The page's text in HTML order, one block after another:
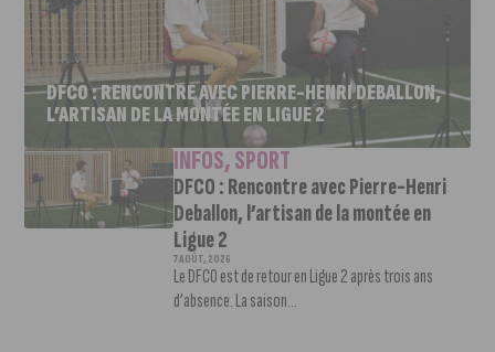
DFCO : RENCONTRE AVEC PIERRE-HENRI DEBALLON,
L’ARTISAN DE LA MONTÉE EN LIGUE 2
INFOS,SPORT
DFCO : Rencontre avec Pierre-Henri
Deballon, l’artisan de la montée en
Ligue 2
7 AOÛT, 2026
Le DFCO est de retour en Ligue 2 après trois ans
d’absence. La saison...